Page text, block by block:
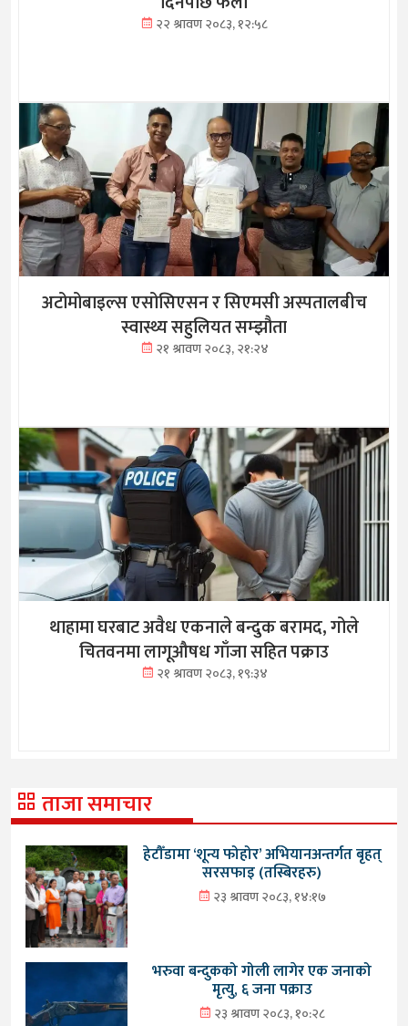
२२ श्रावण २०८३, १२:५८
अटोमोबाइल्स एसोसिएसन र सिएमसी अस्पतालबीच
स्वास्थ्य सहुलियत सम्झौता
२१ श्रावण २०८३, २१:२४
थाहामा घरबाट अवैध एकनाले बन्दुक बरामद, गोले
चितवनमा लागूऔषध गाँजा सहित पक्राउ
२१ श्रावण २०८३, १९:३४
ताजा समाचार
हेटौँडामा ‘शून्य फोहोर’ अभियानअन्तर्गत बृहत्
सरसफाइ (तस्बिरहरु)
२३ श्रावण २०८३, १४:१७
भरुवा बन्दुकको गोली लागेर एक जनाको
मृत्यु, ६ जना पक्राउ
२३ श्रावण २०८३, १०:२८